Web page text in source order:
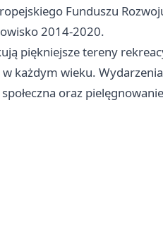
Funduszu
2014-2020.
piękniejsze tereny
każdym wieku.
oraz